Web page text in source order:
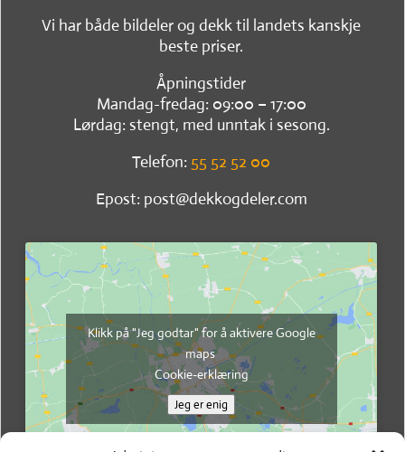
Vi har både bildeler og dekk til landets kanskje
beste priser.
Åpningstider
Mandag-fredag: 09:00 – 17:00
Lørdag: stengt, med unntak i sesong.
Telefon: 55 52 52 00
Epost: post@dekkogdeler.com
Klikk på "Jeg godtar" for å aktivere Google
maps
Cookie-erklæring
Jeg er enig